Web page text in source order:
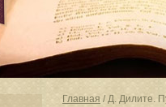
Главная / Д. Дилите.